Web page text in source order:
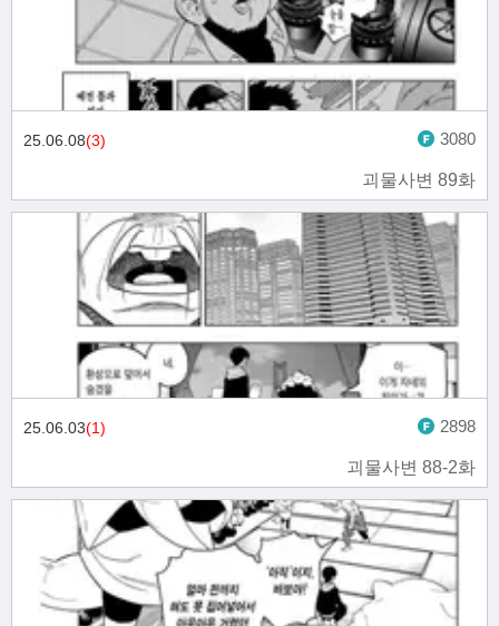
괴물사변 89화
25.06.08(3) 3080
괴물사변 88-2화
25.06.03(1) 2898